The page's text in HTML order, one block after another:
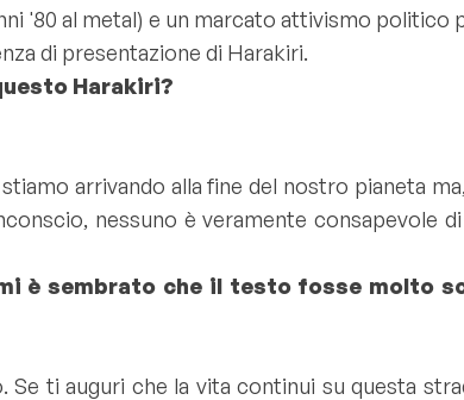
'80 al metal) e un marcato attivismo politico
di presentazione di Harakiri.
Harakiri?
arrivando alla fine del nostro pianeta
nessuno è veramente consapevole
è sembrato che il testo fosse molto
ti auguri che la vita continui su questa